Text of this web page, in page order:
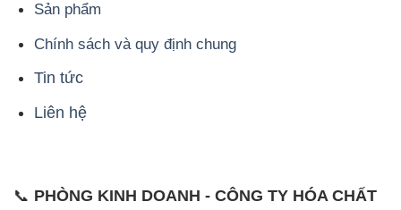
Sản phẩm
Chính sách và quy định chung
Tin tức
Liên hệ
📞 PHÒNG KINH DOANH - CÔNG TY HÓA CHẤT